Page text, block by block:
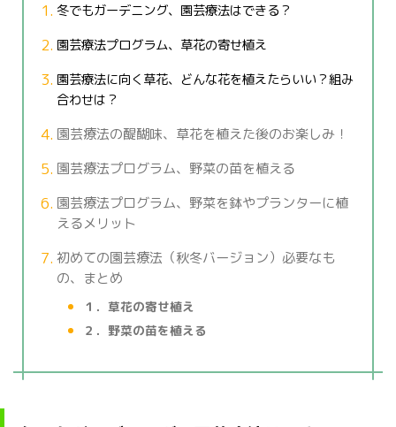
冬でもガーデニング、園芸療法はできる？
園芸療法プログラム、草花の寄せ植え
園芸療法に向く草花、どんな花を植えたらいい？組み
合わせは？
園芸療法の醍醐味、草花を植えた後のお楽しみ！
園芸療法プログラム、野菜の苗を植える
園芸療法プログラム、野菜を鉢やプランターに植
えるメリット
初めての園芸療法（秋冬バージョン）必要なも
の、まとめ
１．草花の寄せ植え
２．野菜の苗を植える